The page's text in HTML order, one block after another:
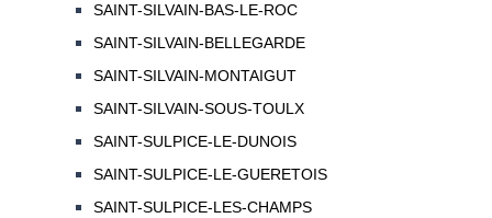
SAINT-SILVAIN-BAS-LE-ROC
SAINT-SILVAIN-BELLEGARDE
SAINT-SILVAIN-MONTAIGUT
SAINT-SILVAIN-SOUS-TOULX
SAINT-SULPICE-LE-DUNOIS
SAINT-SULPICE-LE-GUERETOIS
SAINT-SULPICE-LES-CHAMPS